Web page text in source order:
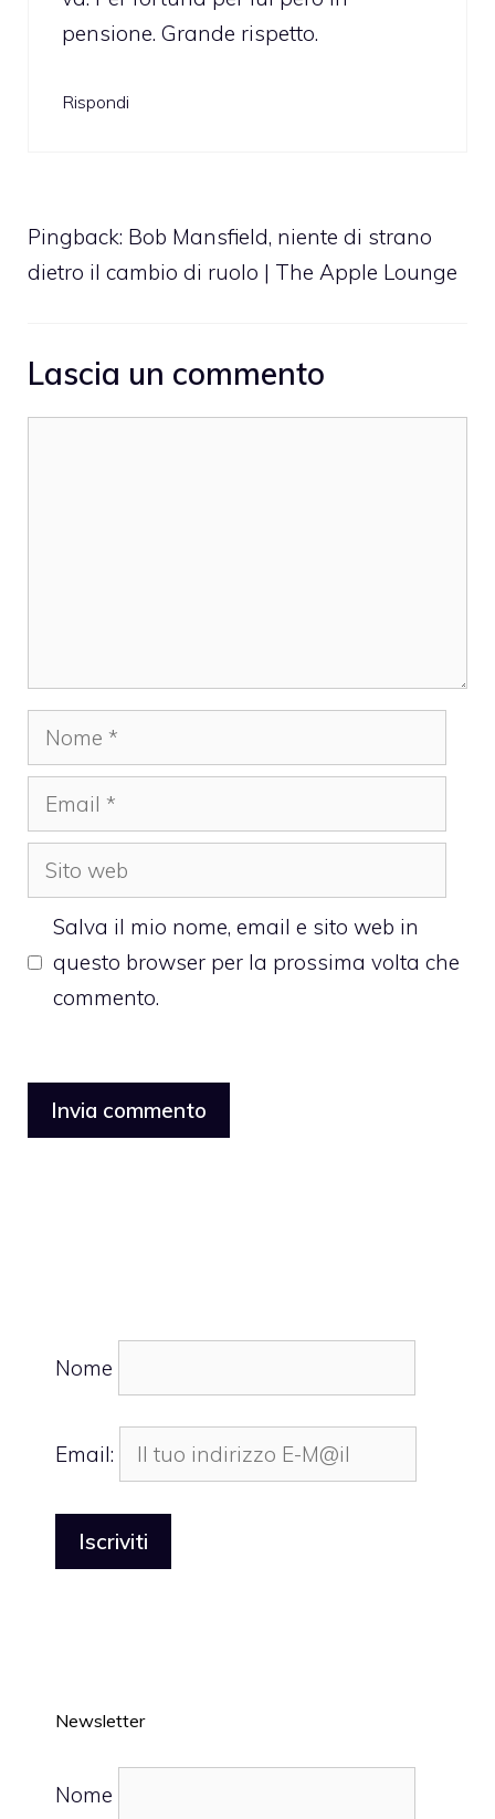
pensione. Grande rispetto.
Rispondi
Pingback: Bob Mansfield, niente di strano
dietro il cambio di ruolo | The Apple Lounge
Lascia un commento
Nome
Email
Sito
web
Salva il mio nome, email e sito web in
questo browser per la prossima volta che
commento.
Nome
Email:
Newsletter
Nome